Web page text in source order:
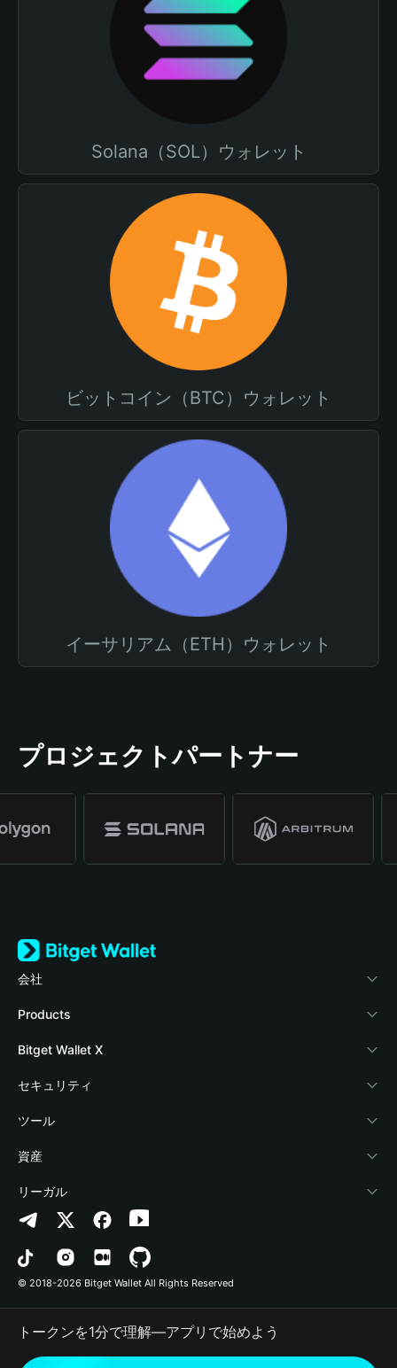
Solana（SOL）ウォレット
ビットコイン（BTC）ウォレット
イーサリアム（ETH）ウォレット
プロジェクトパートナー
会社
Bitget Walletについて
ブログ
アカデミー
暗号資産ニュース
Help Center
お問い合わせ
ブランドリソース
キャリア
Products
Crypto Card
Stablecoin Earn
Payfi Crypto
Crypto Swap API
Altcoin Season Index
Prediction Markets
DApp
RWA
Bitget Wallet X
デベロッパー
ウォレットを接続
Bitget Wallet Pay
プロジェクトを掲載
セキュリティ
保護基金
セキュリティ技術
ツール
暗号資産を購入
認証検出
コントラクト検出
一括送金
資産
Arbitrum
Avalanche
Bitcoin
Polygon
リーガル
プライバシーポリシー
利用規約
© 2018-2026 Bitget Wallet All Rights Reserved
トークンを1分で理解―アプリで始めよう